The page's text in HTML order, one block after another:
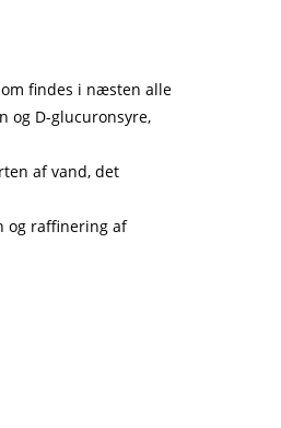
findes i næsten alle
og D-glucuronsyre,
af ​​vand, det
og raffinering af